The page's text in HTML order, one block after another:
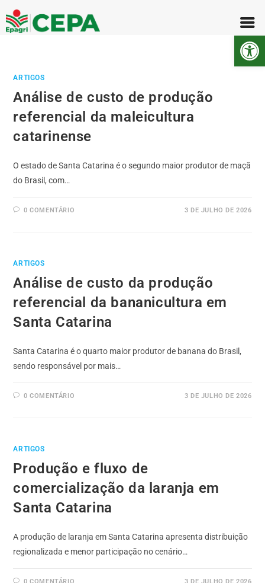
ARTIGOS
Análise de custo de produção
referencial da maleicultura
catarinense
O estado de Santa Catarina é o segundo maior produtor de maçã
do Brasil, com…
0 COMENTÁRIO 3 DE JULHO DE 2026
ARTIGOS
Análise de custo da produção
referencial da bananicultura em
Santa Catarina
Santa Catarina é o quarto maior produtor de banana do Brasil,
sendo responsável por mais…
0 COMENTÁRIO 3 DE JULHO DE 2026
ARTIGOS
Produção e fluxo de
comercialização da laranja em
Santa Catarina
A produção de laranja em Santa Catarina apresenta distribuição
regionalizada e menor participação no cenário…